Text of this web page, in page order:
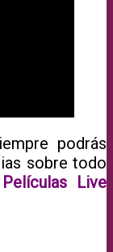
podrás
sobre todo
Películas Live